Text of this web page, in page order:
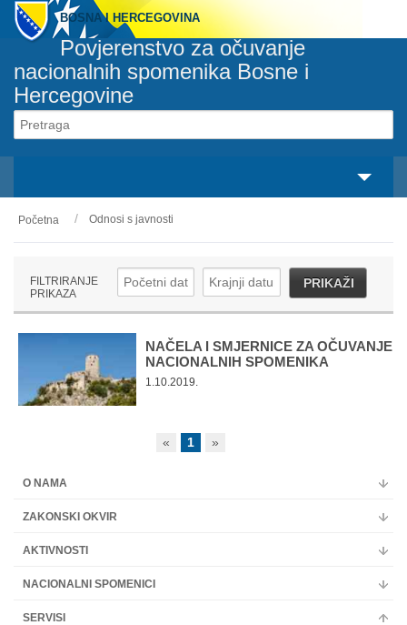
BOSNA I HERCEGOVINA
Povjerenstvo za očuvanje
nacionalnih spomenika Bosne i
Hercegovine
O nama
Servisi
Početna Odnosi s javnosti
FILTRIRANJE
PRIKAZA
PRIKAŽI
NAČELA I SMJERNICE ZA OČUVANJE
NACIONALNIH SPOMENIKA
1.10.2019.
« 1 »
O NAMA
ZAKONSKI OKVIR
AKTIVNOSTI
NACIONALNI SPOMENICI
SERVISI